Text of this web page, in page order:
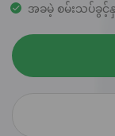
အခမဲ့ စမ်းသပ်ခွင့်